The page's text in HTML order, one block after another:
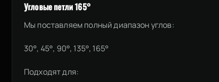
Угловые петли 165°
Мы поставляем полный диапазон углов:
30°, 45°, 90°, 135°, 165°
Подходят для: